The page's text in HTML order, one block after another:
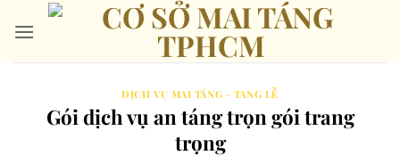
qua
DỊCH VỤ MAI TÁNG - TANG LỄ
Gói dịch vụ an táng trọn gói trang
trọng